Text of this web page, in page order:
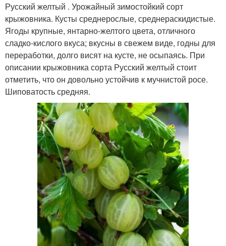
Русский желтый . Урожайный зимостойкий сорт
крыжовника. Кусты среднерослые, среднераскидистые.
Ягоды крупные, янтарно-желтого цвета, отличного
сладко-кислого вкуса; вкусны в свежем виде, годны для
переработки, долго висят на кусте, не осыпаясь. При
описании крыжовника сорта Русский желтый стоит
отметить, что он довольно устойчив к мучнистой росе.
Шиповатость средняя.